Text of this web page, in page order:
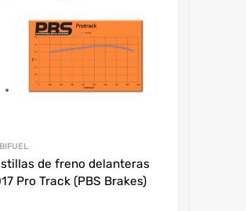
de freno delanteras
Pro Track (PBS Brakes)